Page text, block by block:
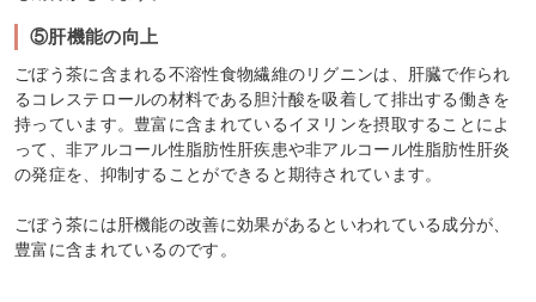
⑤肝機能の向上
ごぼう茶に含まれる不溶性食物繊維のリグニンは、肝臓で作られ
るコレステロールの材料である胆汁酸を吸着して排出する働きを
持っています。豊富に含まれているイヌリンを摂取することによ
って、非アルコール性脂肪性肝疾患や非アルコール性脂肪性肝炎
の発症を、抑制することができると期待されています。
ごぼう茶には肝機能の改善に効果があるといわれている成分が、
豊富に含まれているのです。